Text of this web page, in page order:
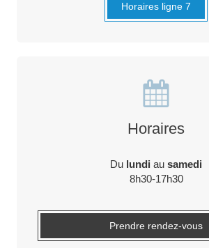
Horaires ligne 7
Horaires
Du lundi au samedi
8h30-17h30
Prendre rendez-vous